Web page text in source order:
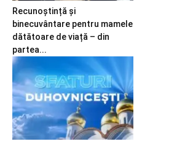
Recunoștință și
binecuvântare pentru mamele
dătătoare de viață – din
partea...